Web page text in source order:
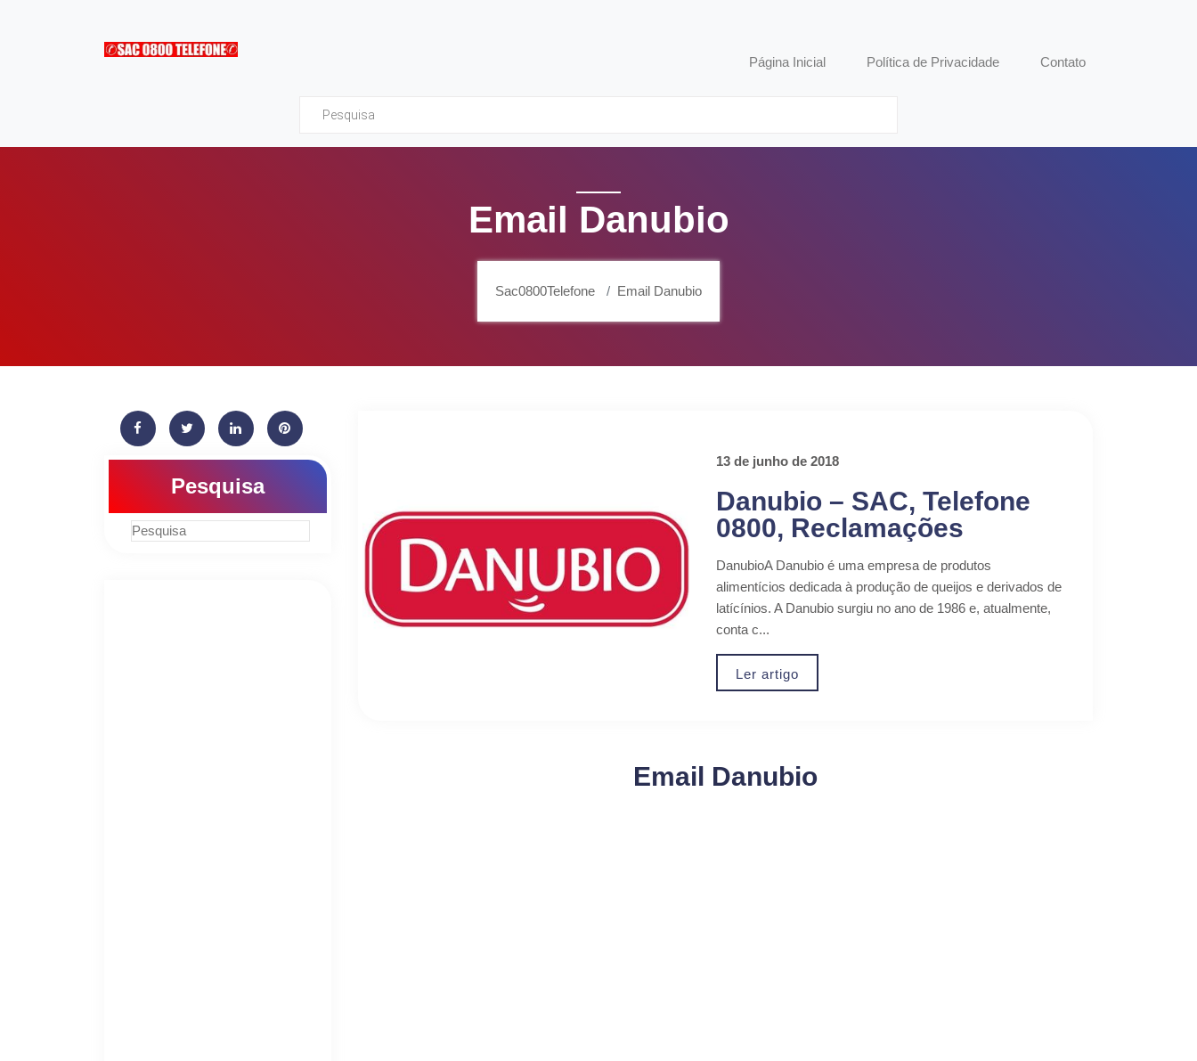
Sac0800Telefone
Página Inicial Política de Privacidade Contato
Email Danubio
Sac0800Telefone Email Danubio
13 de junho de 2018
Danubio – SAC, Telefone
0800, Reclamações
DanubioA Danubio é uma empresa de produtos
alimentícios dedicada à produção de queijos e derivados de
latícínios. A Danubio surgiu no ano de 1986 e, atualmente,
conta c...
Ler artigo
Email Danubio
Pesquisa